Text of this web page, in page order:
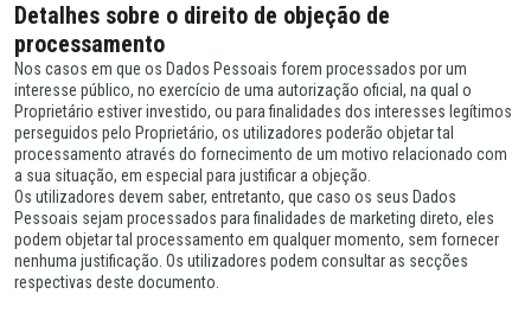
Detalhes sobre o direito de objeção de
processamento
Nos casos em que os Dados Pessoais forem processados por um
interesse público, no exercício de uma autorização oficial, na qual o
Proprietário estiver investido, ou para finalidades dos interesses legítimos
perseguidos pelo Proprietário, os utilizadores poderão objetar tal
processamento através do fornecimento de um motivo relacionado com
a sua situação, em especial para justificar a objeção.
Os utilizadores devem saber, entretanto, que caso os seus Dados
Pessoais sejam processados para finalidades de marketing direto, eles
podem objetar tal processamento em qualquer momento, sem fornecer
nenhuma justificação. Os utilizadores podem consultar as secções
respectivas deste documento.